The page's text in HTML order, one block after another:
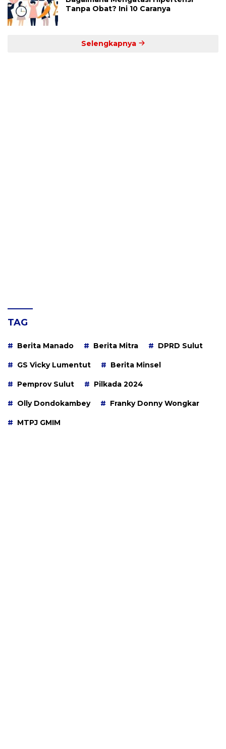
Tanpa Obat? Ini 10 Caranya
Selengkapnya
TAG
Berita Manado Berita Mitra DPRD Sulut
GS Vicky Lumentut Berita Minsel
Pemprov Sulut Pilkada 2024
Olly Dondokambey Franky Donny Wongkar
MTPJ GMIM